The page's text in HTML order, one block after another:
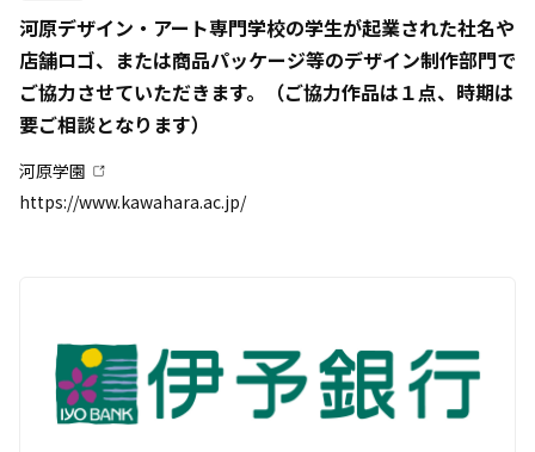
河原デザイン・アート専門学校の学生が起業された社名や
店舗ロゴ、または商品パッケージ等のデザイン制作部門で
ご協力させていただきます。（ご協力作品は１点、時期は
要ご相談となります）
河原学園
https://www.kawahara.ac.jp/